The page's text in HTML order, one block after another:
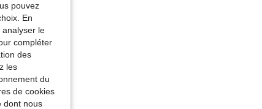
pouvez
En
analyser le
compléter
des
les
du
de cookies
dont nous